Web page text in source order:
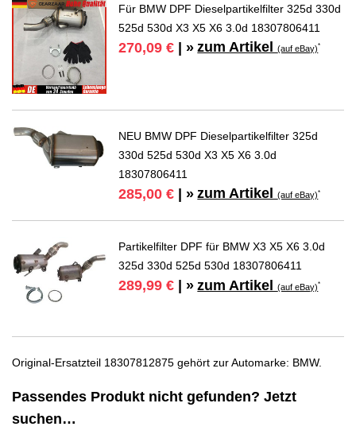
Für BMW DPF Dieselpartikelfilter 325d 330d
525d 530d X3 X5 X6 3.0d 18307806411
270,09 € | » zum Artikel(auf eBay)*
NEU BMW DPF Dieselpartikelfilter 325d
330d 525d 530d X3 X5 X6 3.0d
18307806411
285,00 € | » zum Artikel(auf eBay)*
Partikelfilter DPF für BMW X3 X5 X6 3.0d
325d 330d 525d 530d 18307806411
289,99 € | » zum Artikel(auf eBay)*
Original-Ersatzteil 18307812875 gehört zur Automarke: BMW.
Passendes Produkt nicht gefunden? Jetzt
suchen…